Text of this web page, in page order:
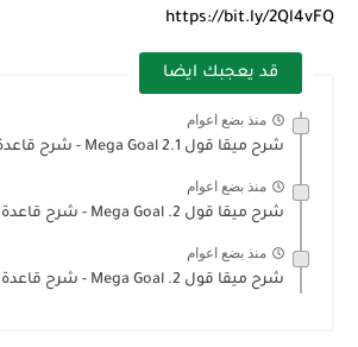
https://bit.ly/2Ql4vFQ
قد يعجبك ايضا
منذ بضع اعوام
شرح ميقا قول 2.1 Mega Goal - شرح قاعدة Needs...
منذ بضع اعوام
شرح ميقا قول 2. Mega Goal - شرح قاعدة المقارنة...
منذ بضع اعوام
شرح ميقا قول 2. Mega Goal - شرح قاعدة Past...